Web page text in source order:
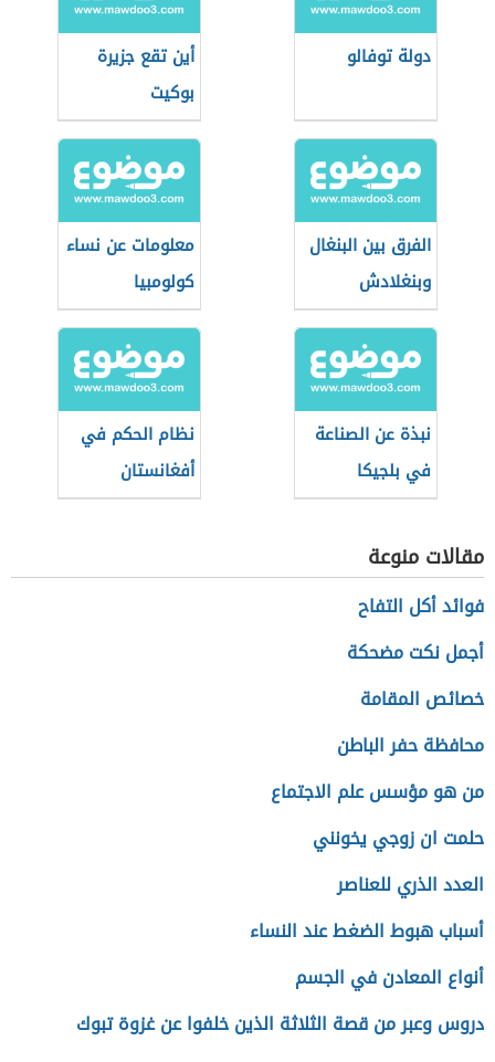
دولة توفالو
أين تقع جزيرة
بوكيت
الفرق بين البنغال
وبنغلادش
معلومات عن نساء
كولومبيا
نبذة عن الصناعة
في بلجيكا
نظام الحكم في
أفغانستان
مقالات منوعة
فوائد أكل التفاح
أجمل نكت مضحكة
خصائص المقامة
محافظة حفر الباطن
من هو مؤسس علم الاجتماع
حلمت ان زوجي يخونني
العدد الذري للعناصر
أسباب هبوط الضغط عند النساء
أنواع المعادن في الجسم
دروس وعبر من قصة الثلاثة الذين خلفوا عن غزوة تبوك